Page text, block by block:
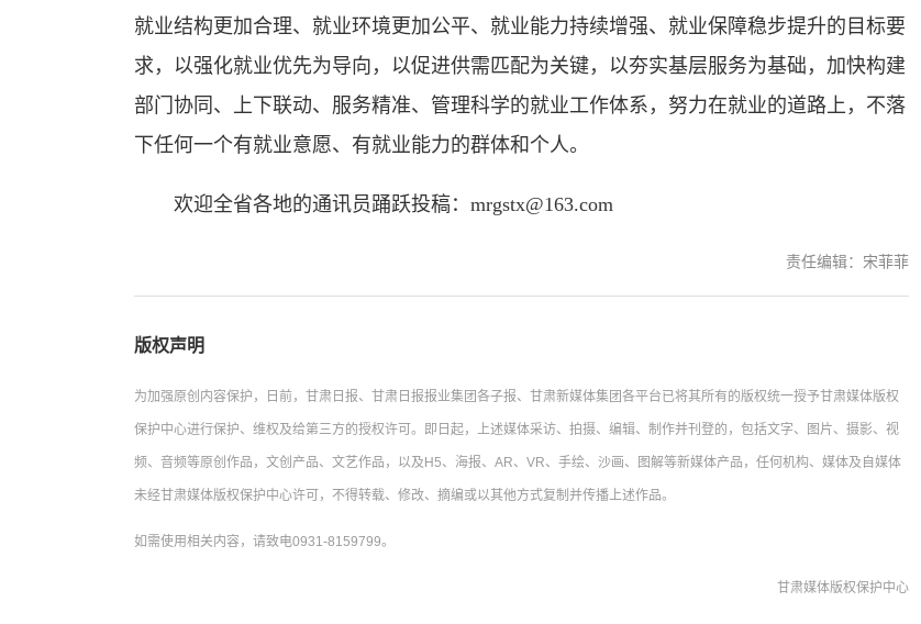
就业结构更加合理、就业环境更加公平、就业能力持续增强、就业保障稳步提升的目标要
求，以强化就业优先为导向，以促进供需匹配为关键，以夯实基层服务为基础，加快构建
部门协同、上下联动、服务精准、管理科学的就业工作体系，努力在就业的道路上，不落
下任何一个有就业意愿、有就业能力的群体和个人。
欢迎全省各地的通讯员踊跃投稿：mrgstx@163.com
责任编辑：宋菲菲
版权声明
为加强原创内容保护，日前，甘肃日报、甘肃日报报业集团各子报、甘肃新媒体集团各平台已将其所有的版权统一授予甘肃媒体版权
保护中心进行保护、维权及给第三方的授权许可。即日起，上述媒体采访、拍摄、编辑、制作并刊登的，包括文字、图片、摄影、视
频、音频等原创作品，文创产品、文艺作品，以及H5、海报、AR、VR、手绘、沙画、图解等新媒体产品，任何机构、媒体及自媒体
未经甘肃媒体版权保护中心许可，不得转载、修改、摘编或以其他方式复制并传播上述作品。
如需使用相关内容，请致电0931-8159799。
甘肃媒体版权保护中心